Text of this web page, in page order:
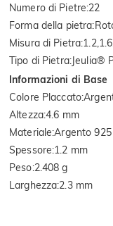
Numero di Pietre:22
Forma della pietra:
Misura di Pietra:
Tipo di Pietra:Jeulia®
Informazioni di Base
Colore Placcato:
Altezza:4.6 mm
Materiale:Argento 925
Spessore:1.2 mm
Peso:2.408 g
Larghezza:2.3 mm